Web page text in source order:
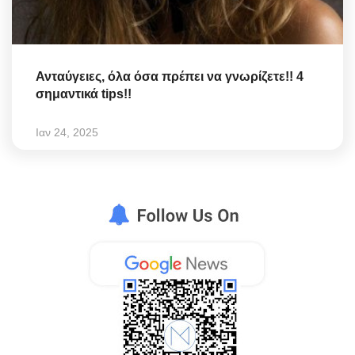
Ανταύγειες, όλα όσα πρέπει να γνωρίζετε!! 4
σημαντικά tips!!
Ιαν 24, 2025